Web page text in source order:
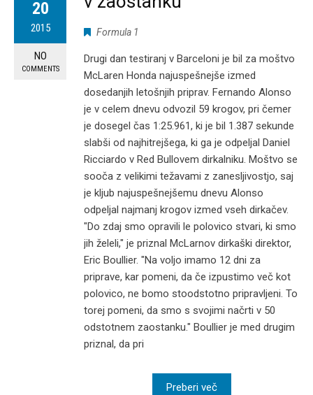
20
2015
NO
COMMENTS
Formula 1
Drugi dan testiranj v Barceloni je bil za moštvo
McLaren Honda najuspešnejše izmed
dosedanjih letošnjih priprav. Fernando Alonso
je v celem dnevu odvozil 59 krogov, pri čemer
je dosegel čas 1:25.961, ki je bil 1.387 sekunde
slabši od najhitrejšega, ki ga je odpeljal Daniel
Ricciardo v Red Bullovem dirkalniku. Moštvo se
sooča z velikimi težavami z zanesljivostjo, saj
je kljub najuspešnejšemu dnevu Alonso
odpeljal najmanj krogov izmed vseh dirkačev.
"Do zdaj smo opravili le polovico stvari, ki smo
jih želeli," je priznal McLarnov dirkaški direktor,
Eric Boullier. "Na voljo imamo 12 dni za
priprave, kar pomeni, da če izpustimo več kot
polovico, ne bomo stoodstotno pripravljeni. To
torej pomeni, da smo s svojimi načrti v 50
odstotnem zaostanku." Boullier je med drugim
priznal, da pri
Preberi več